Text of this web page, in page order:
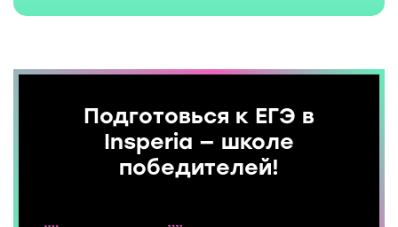
Подготовься к ЕГЭ в
Insperia — школе
победителей!